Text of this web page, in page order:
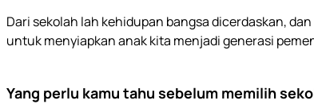
Dari sekolah lah kehidupan bangsa dicerdaskan,
untuk menyiapkan anak kita menjadi generasi
Yang perlu kamu tahu sebelum memilih